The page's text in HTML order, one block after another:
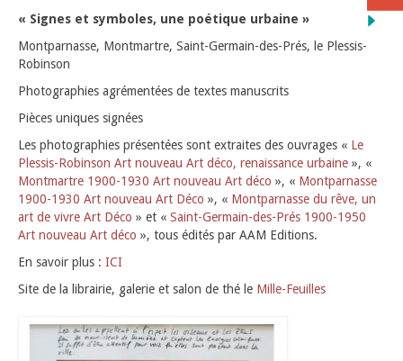
INFORMATIONS
« Signes et symboles, une poétique urbaine »
Montparnasse, Montmartre, Saint-Germain-des-Prés, le Plessis-
Robinson
Photographies agrémentées de textes manuscrits
Pièces uniques signées
Les photographies présentées sont extraites des ouvrages « Le
Plessis-Robinson Art nouveau Art déco, renaissance urbaine », «
Montmartre 1900-1930 Art nouveau Art déco », « Montparnasse
1900-1930 Art nouveau Art Déco », « Montparnasse du rêve, un
art de vivre Art Déco » et « Saint-Germain-des-Prés 1900-1950
Art nouveau Art déco », tous édités par AAM Editions.
En savoir plus : ICI
Site de la librairie, galerie et salon de thé le Mille-Feuilles